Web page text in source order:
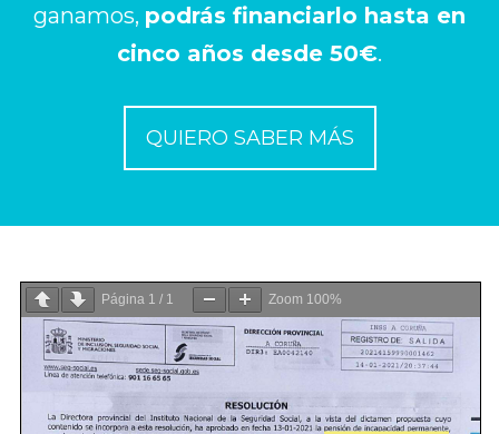
ganamos, podrás financiarlo hasta en
cinco años desde 50€.
QUIERO SABER MÁS
Página 1 / 1 Zoom 100%